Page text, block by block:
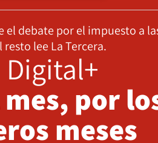
el debate por el impuesto a
resto lee La Tercera.
Digital+
por
meses